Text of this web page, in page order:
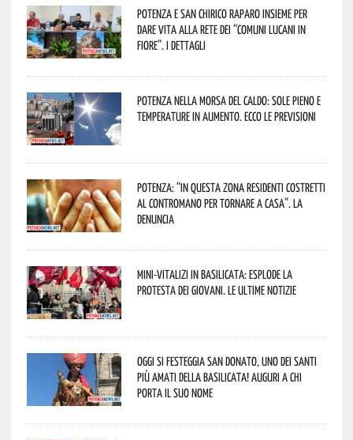
Potenza e San Chirico Raparo insieme per
dare vita alla rete dei “Comuni Lucani in
Fiore”. I dettagli
Potenza nella morsa del caldo: sole pieno e
temperature in aumento. Ecco le previsioni
Potenza: “In questa zona residenti costretti
al contromano per tornare a casa”. La
denuncia
Mini-vitalizi in Basilicata: esplode la
protesta dei giovani. Le ultime notizie
Oggi si festeggia San Donato, uno dei Santi
più amati della Basilicata! Auguri a chi
porta il suo nome